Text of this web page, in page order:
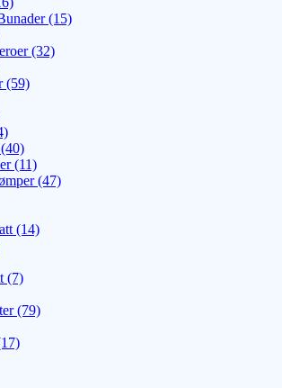
(15)
(32)
(59)
(11)
(47)
(14)
(7)
(79)